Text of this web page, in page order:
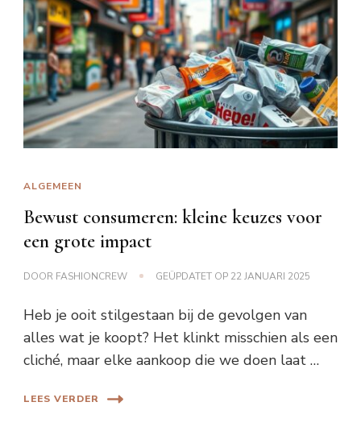
ALGEMEEN
Bewust consumeren: kleine keuzes voor
een grote impact
DOOR FASHIONCREW GEÜPDATET OP 22 JANUARI 2025
Heb je ooit stilgestaan bij de gevolgen van
alles wat je koopt? Het klinkt misschien als een
cliché, maar elke aankoop die we doen laat …
LEES VERDER